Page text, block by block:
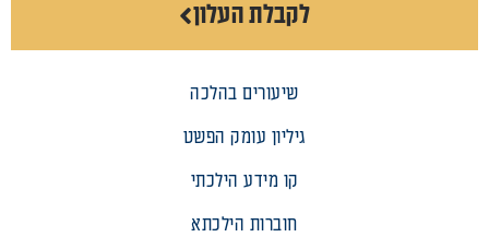
שיעורים בהלכה
גיליון עומק הפשט
קו מידע הילכתי
חוברות הילכתא
לקבלת העלון